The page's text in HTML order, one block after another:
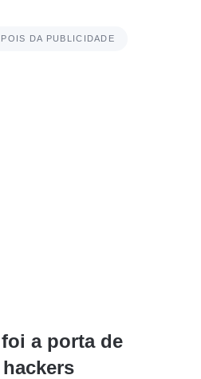
DA PUBLICIDADE
a porta de